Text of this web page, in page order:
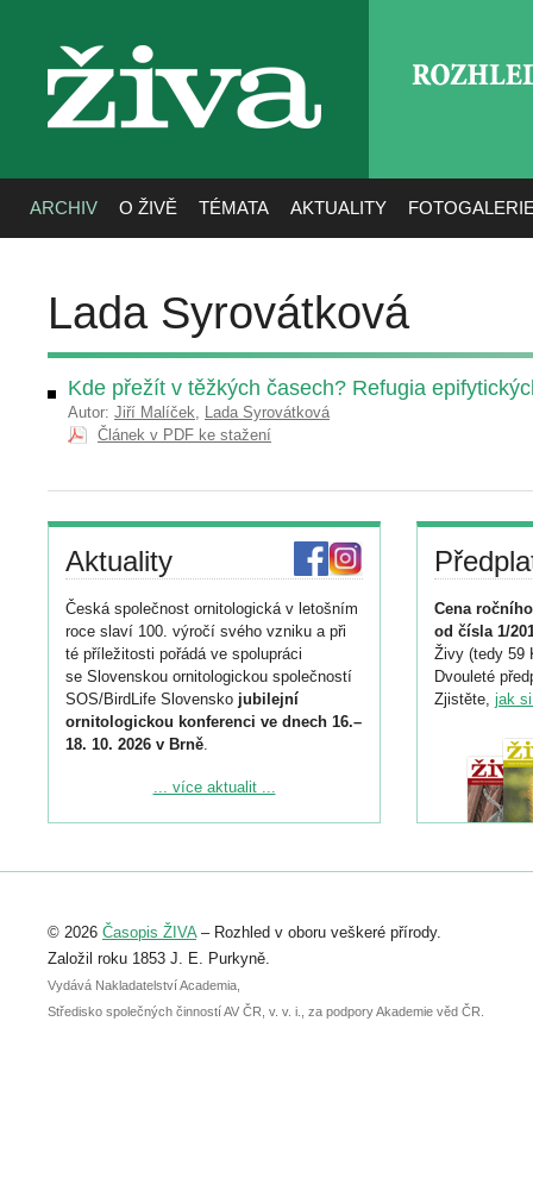
živa
ARCHIV O ŽIVĚ TÉMATA AKTUALITY
Lada Syrovátková
Kde přežít v těžkých časech? Refugia
Autor: Jiří Malíček, Lada Syrovátková
Článek v PDF ke stažení
Aktuality
Česká společnost ornitologická v letošním
roce slaví 100. výročí svého vzniku a při
té příležitosti pořádá ve spolupráci
se Slovenskou ornitologickou společností
SOS/BirdLife Slovensko jubilejní
ornitologickou konferenci ve dnech 16.–
18. 10. 2026 v Brně.
Podrobnější informace ke konferenci
Registrovat se můžete do 6. září.
abstraktu přihlášené přednášky nebo
posteru je už 30. června.
... více aktualit ...
Cena
od čísla 1/
Živy (tedy 59
Dvouleté
Zjistěte, jak
© 2026 Časopis ŽIVA– Rozhled v oboru veškeré přírody.
Založil roku 1853 J. E. Purkyně.
Vydává Nakladatelství Academia,
Středisko společných činností AV ČR, v. v. i., za podpory Akademie věd ČR.